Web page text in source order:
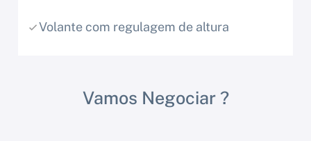
Volante com regulagem de altura
Vamos Negociar ?